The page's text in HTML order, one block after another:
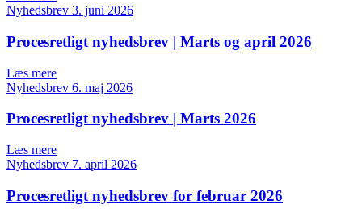
Nyhedsbrev 3. juni 2026
Procesretligt nyhedsbrev | Marts og april 2026
Læs mere
Nyhedsbrev 6. maj 2026
Procesretligt nyhedsbrev | Marts 2026
Læs mere
Nyhedsbrev 7. april 2026
Procesretligt nyhedsbrev for februar 2026